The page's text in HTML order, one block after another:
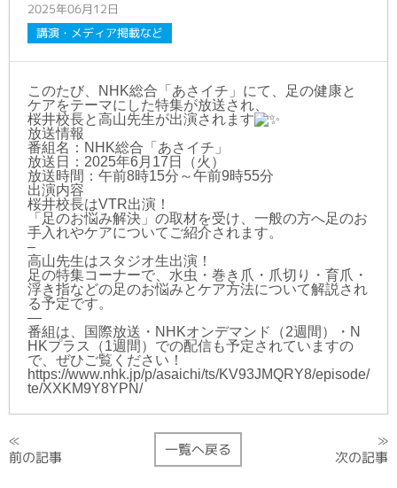
2025年06月12日
講演・メディア掲載など
このたび、NHK総合「あさイチ」にて、足の健康と
ケアをテーマにした特集が放送され、
桜井校長と高山先生が出演されます
放送情報
番組名：NHK総合「あさイチ」
放送日：2025年6月17日（火）
放送時間：午前8時15分～午前9時55分
出演内容
桜井校長はVTR出演！
「足のお悩み解決」の取材を受け、一般の方へ足のお
手入れやケアについてご紹介されます。
–
高山先生はスタジオ生出演！
足の特集コーナーで、水虫・巻き爪・爪切り・育爪・
浮き指などの足のお悩みとケア方法について解説され
る予定です。
—
番組は、国際放送・NHKオンデマンド（2週間）・N
HKプラス（1週間）での配信も予定されていますの
で、ぜひご覧ください！
https://www.nhk.jp/p/asaichi/ts/KV93JMQRY8/episode/
te/XXKM9Y8YPN/
≪
前の記事 一覧へ戻る
≫
次の記事